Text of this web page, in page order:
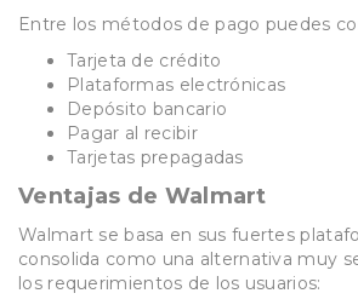
Entre los métodos de pago puedes
Tarjeta de crédito
Plataformas electrónicas
Depósito bancario
Pagar al recibir
Tarjetas prepagadas
Ventajas de Walmart
Walmart se basa en sus fuertes
consolida como una alternativa muy
los requerimientos de los usuarios: